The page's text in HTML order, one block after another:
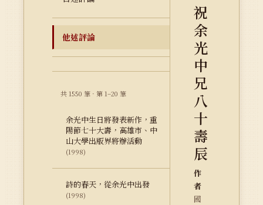
他述評論
共 1550 筆 · 第 1–20 筆
余光中生日將發表新作，重
陽節七十大壽，高雄市、中
山大學出版界將辦活動
(1998)
詩的春天，從余光中出發
(1998)
祝
余
光
中
兄
八
十
壽
辰
作
者
國